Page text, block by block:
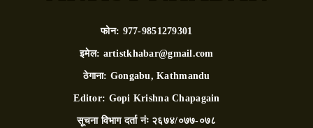
फोन: 977-9851279301
इमेल: artistkhabar@gmail.com
ठेगाना: Gongabu, Kathmandu
Editor: Gopi Krishna Chapagain
सूचना विभाग दर्ता नंः २६७४/०७७-०७८